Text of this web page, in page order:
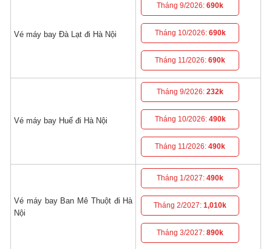
Vé máy bay Đà Lạt đi Hà Nội
Tháng 9/2026:690k
Tháng 10/2026: 690k
Tháng 11/2026:690k
Vé máy bay Huế đi Hà Nội
Tháng 9/2026:232k
Tháng 10/2026: 490k
Tháng 11/2026:490k
Vé máy bay Ban Mê Thuột đi Hà
Nội
Tháng 1/2027:490k
Tháng 2/2027:1,010k
Tháng 3/2027:890k